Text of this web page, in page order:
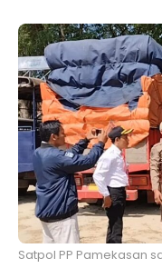
Satpol PP Pamekasan